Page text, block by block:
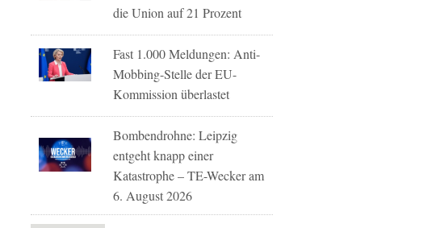
die Union auf 21 Prozent
Fast 1.000 Meldungen: Anti-
Mobbing-Stelle der EU-
Kommission überlastet
Bombendrohne: Leipzig
entgeht knapp einer
Katastrophe – TE-Wecker am
6. August 2026